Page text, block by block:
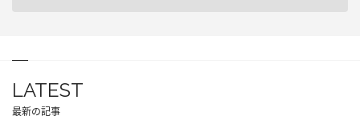
LATEST
最新の記事